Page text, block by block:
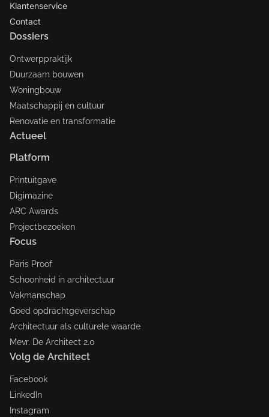
Klantenservice
Contact
Dossiers
Ontwerppraktijk
Duurzaam bouwen
Woningbouw
Maatschappij en cultuur
Renovatie en transformatie
Actueel
Platform
Printuitgave
Digimazine
ARC Awards
Projectbezoeken
Focus
Paris Proof
Schoonheid in architectuur
Vakmanschap
Goed opdrachtgeverschap
Architectuur als culturele waarde
Mevr. De Architect 2.0
Volg de Architect
Facebook
LinkedIn
Instagram